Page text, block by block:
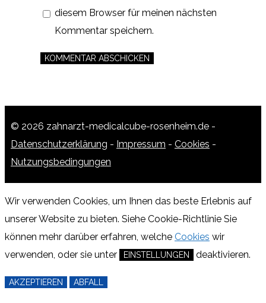
diesem Browser für meinen nächsten
Kommentar speichern.
© 2026 zahnarzt-medicalcube-rosenheim.de -
Datenschutzerklärung - Impressum - Cookies -
Nutzungsbedingungen
Wir verwenden Cookies, um Ihnen das beste Erlebnis auf
unserer Website zu bieten. Siehe Cookie-Richtlinie Sie
können mehr darüber erfahren, welche Cookies wir
verwenden, oder sie unter
EINSTELLUNGEN deaktivieren.
AKZEPTIEREN ABFALL